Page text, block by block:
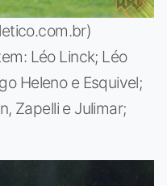
Léo Linck; Léo
Heleno e Esquivel;
Zapelli e Julimar;